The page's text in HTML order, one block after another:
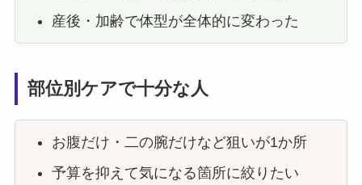
産後・加齢で体型が全体的に変わった
部位別ケアで十分な人
お腹だけ・二の腕だけなど狙いが1か所
予算を抑えて気になる箇所に絞りたい